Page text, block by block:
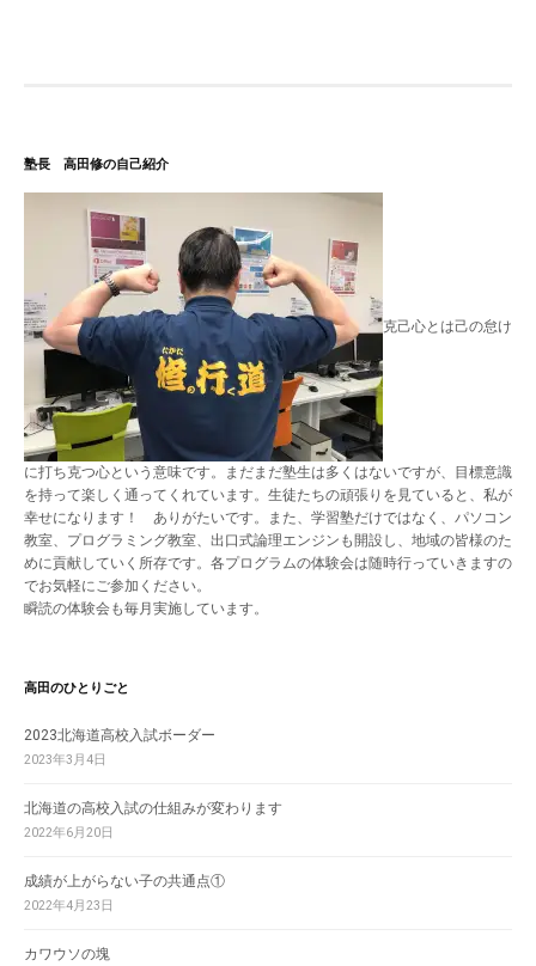
塾長 高田修の自己紹介
克己心とは己の怠け
に打ち克つ心という意味です。まだまだ塾生は多くはないですが、目標意識
を持って楽しく通ってくれています。生徒たちの頑張りを見ていると、私が
幸せになります！ ありがたいです。また、学習塾だけではなく、パソコン
教室、プログラミング教室、出口式論理エンジンも開設し、地域の皆様のた
めに貢献していく所存です。各プログラムの体験会は随時行っていきますの
でお気軽にご参加ください。
瞬読の体験会も毎月実施しています。
高田のひとりごと
2023北海道高校入試ボーダー
2023年3月4日
北海道の高校入試の仕組みが変わります
2022年6月20日
成績が上がらない子の共通点①
2022年4月23日
カワウソの塊